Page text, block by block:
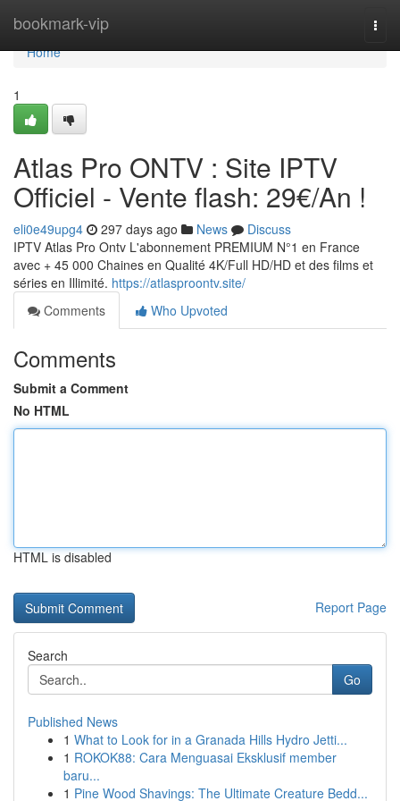
bookmark-vip
Home
Home
1
Atlas Pro ONTV : Site IPTV
Officiel - Vente flash: 29€/An !
eli0e49upg4 297 days ago News
Discuss
IPTV Atlas Pro Ontv L'abonnement PREMIUM N°1 en France
avec + 45 000 Chaines en Qualité 4K/Full HD/HD et des films et
séries en Illimité. https://atlasproontv.site/
Comments
Who Upvoted
Comments
Submit a Comment
No HTML
HTML is disabled
Report Page
Search
Go
Published News
1 What to Look for in a Granada Hills Hydro Jetti...
1 ROKOK88: Cara Menguasai Eksklusif member
baru...
1 Pine Wood Shavings: The Ultimate Creature Bedd...